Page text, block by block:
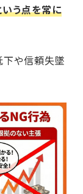
う点を常に
下や信頼失墜